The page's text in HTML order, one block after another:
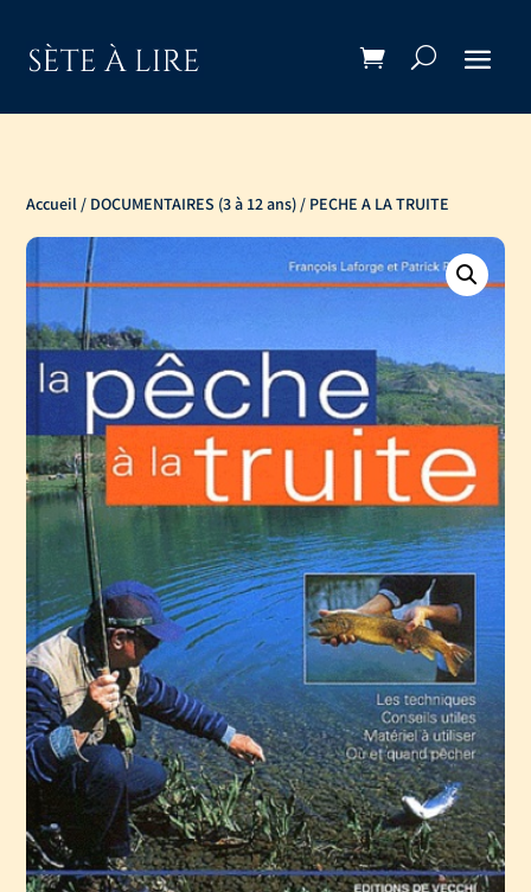
Accueil / DOCUMENTAIRES (3 à 12 ans) / PECHE A LA TRUITE